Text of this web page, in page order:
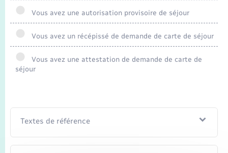
Seniors
Transports
Voirie et espace public
Vous avez une autorisation provisoire de séjour
Vous avez un récépissé de demande de carte de séjour
Vous avez une attestation de demande de carte de
séjour
Textes de référence